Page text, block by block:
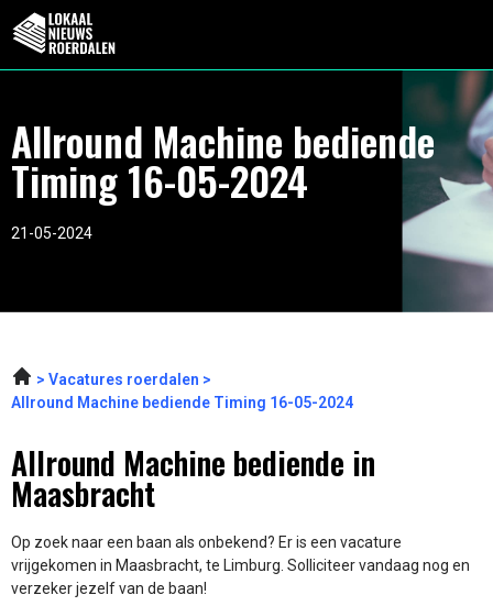
Allround Machine bediende
Timing 16-05-2024
21-05-2024
Vacatures roerdalen
Allround Machine bediende Timing 16-05-2024
Allround Machine bediende in
Maasbracht
Op zoek naar een baan als onbekend? Er is een vacature
vrijgekomen in Maasbracht, te Limburg. Solliciteer vandaag nog en
verzeker jezelf van de baan!